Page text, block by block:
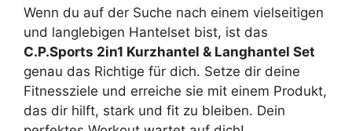
Wenn du auf der Suche nach einem vielseitigen
und langlebigen Hantelset bist, ist das
C.P.Sports 2in1 Kurzhantel & Langhantel Set
genau das Richtige für dich. Setze dir deine
Fitnessziele und erreiche sie mit einem Produkt,
das dir hilft, stark und fit zu bleiben. Dein